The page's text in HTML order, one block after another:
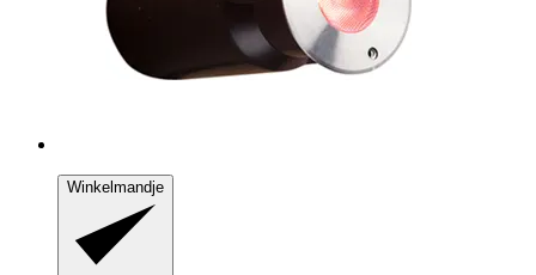
Winkelmandje